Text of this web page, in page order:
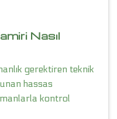
Nasıl
gerektiren teknik
hassas
kontrol